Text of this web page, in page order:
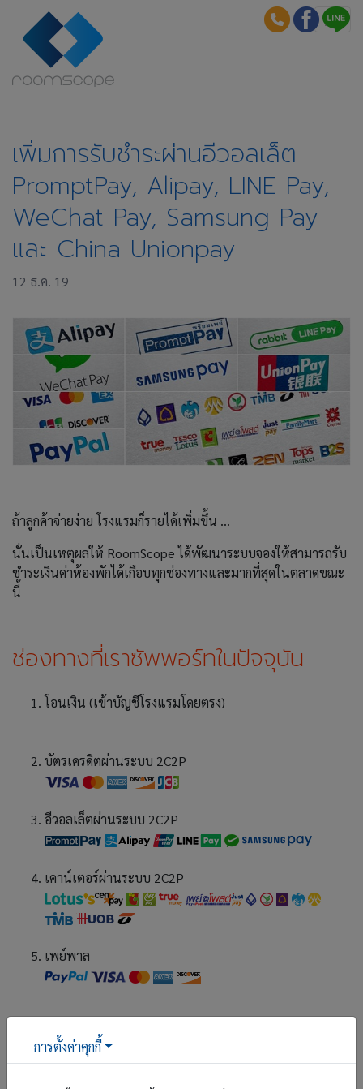
เพิ่มการรับชำระผ่านอีวอลเล็ต
PromptPay, Alipay, LINE Pay,
WeChat Pay, Samsung Pay
และ China Unionpay
12 ธ.ค. 19
ถ้าลูกค้าจ่ายง่าย โรงแรมก็รายได้เพิ่มขึ้น ...
นั่นเป็นเหตุผลให้ RoomScope ได้พัฒนาระบบจองให้สามารถรับ
ชำระเงินค่าห้องพักได้เกือบทุกช่องทางและมากที่สุดในตลาดขณะ
นี้
ช่องทางที่เราซัพพอร์ทในปัจจุบัน
โอนเงิน (เข้าบัญชีโรงแรมโดยตรง)
บัตรเครดิตผ่านระบบ 2C2P
อีวอลเล็ตผ่านระบบ 2C2P
เคาน์เตอร์ผ่านระบบ 2C2P
เพย์พาล
สำหรับโรงแรมที่สนใจต้องการสมัครใช้บริการทั้งที่มีบัญชี 2C2P
อยู่แล้วหรือยังไม่มี สามารถดาวน์โหลดใบสมัครและดูรายละเอียด
การตั้งค่าคุกกี้